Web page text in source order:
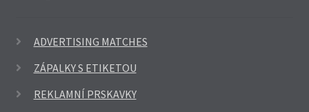
ADVERTISING MATCHES
ZÁPALKY S ETIKETOU
REKLAMNÍ PRSKAVKY